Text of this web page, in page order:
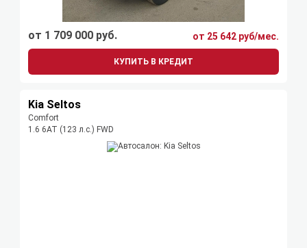
от 1 709 000 руб. от 25 642 руб/мес.
КУПИТЬ В КРЕДИТ
Kia Seltos
Comfort
1.6 6АТ (123 л.с.) FWD